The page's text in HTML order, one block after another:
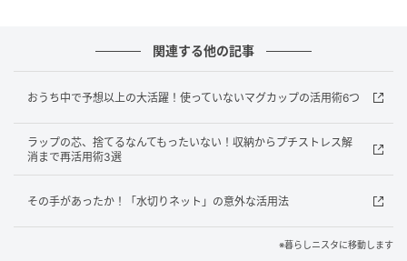
様に3カ所皮をむく。1本を一口大（4個）にカットし
■袋にきゅうりと調味料を入れる。
関連する他の記事
おうち中で予想以上の大活躍！使っていないマグカップの活用術6つ
ラップの芯、捨てるなんてもったいない！収納からプチストレス解
消まで再活用術3選
その手があったか！「水切りネット」の意外な活用法
※暮らしニスタに移動します